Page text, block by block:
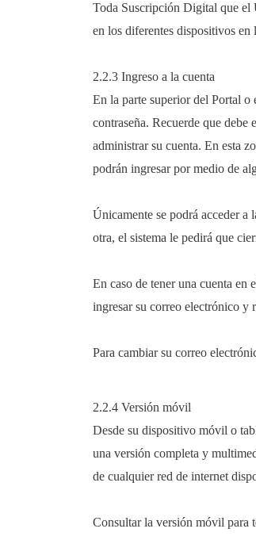
Toda Suscripción Digital que el
en los diferentes dispositivos
2.2.3 Ingreso a la cuenta
En la parte superior del Portal o
contraseña. Recuerde que
administrar su cuenta. En esta
podrán ingresar por medio de
Únicamente se podrá acceder a
otra, el sistema le pedirá que
En caso de tener una cuenta en
ingresar su correo electrónico y
Para cambiar su correo
2.2.4 Versión móvil
Desde su dispositivo móvil o
una versión completa y
de cualquier red de internet
Consultar la versión móvil para